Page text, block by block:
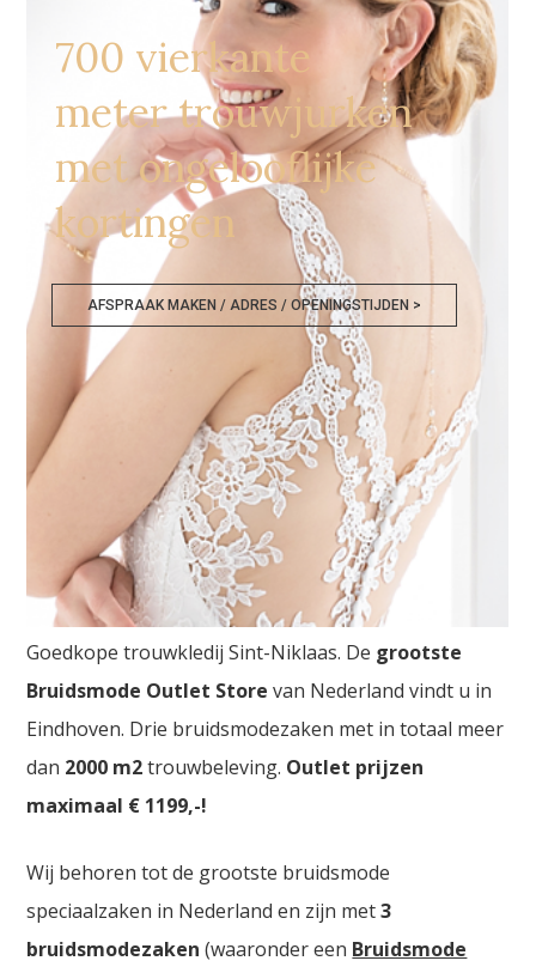
700 vierkante
meter trouwjurken
met ongelooflijke
kortingen
AFSPRAAK MAKEN / ADRES / OPENINGSTIJDEN >
Goedkope Trouwkledij Sint-Niklaas
Goedkope trouwkledij Sint-Niklaas. De grootste
Bruidsmode Outlet Store van Nederland vindt u in
Eindhoven. Drie bruidsmodezaken met in totaal meer
dan 2000 m2trouwbeleving. Outlet prijzen
maximaal € 1199,-!
Wij behoren tot de grootste bruidsmode
speciaalzaken in Nederland en zijn met3
bruidsmodezaken (waaronder een Bruidsmode